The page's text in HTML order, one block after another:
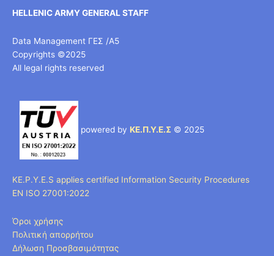
HELLENIC ARMY GENERAL STAFF
Data Management ΓΕΣ /Α5
Copyrights ©2025
All legal rights reserved
powered by ΚΕ.Π.Υ.Ε.Σ © 2025
KE.P.Y.E.S applies certified Information Security Procedures
EN ISO 27001:2022
Όροι χρήσης
Πολιτική απορρήτου
Δήλωση Προσβασιμότητας